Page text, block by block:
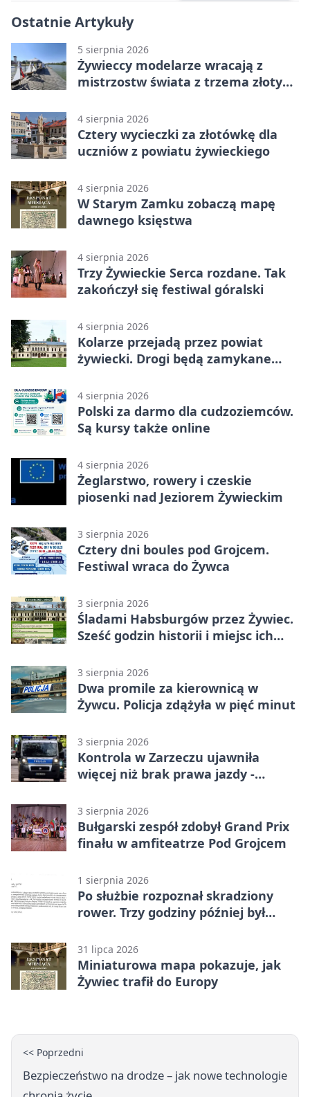
Ostatnie Artykuły
5 sierpnia 2026
Żywieccy modelarze wracają z
mistrzostw świata z trzema złotymi
4 sierpnia 2026
Cztery wycieczki za złotówkę dla
uczniów z powiatu żywieckiego
4 sierpnia 2026
W Starym Zamku zobaczą mapę
dawnego księstwa
4 sierpnia 2026
Trzy Żywieckie Serca rozdane. Tak
zakończył się festiwal góralski
4 sierpnia 2026
Kolarze przejadą przez powiat
żywiecki. Drogi będą zamykane
4 sierpnia 2026
Polski za darmo dla cudzoziemców.
Są kursy także online
4 sierpnia 2026
Żeglarstwo, rowery i czeskie
piosenki nad Jeziorem Żywieckim
3 sierpnia 2026
Cztery dni boules pod Grojcem.
Festiwal wraca do Żywca
3 sierpnia 2026
Śladami Habsburgów przez Żywiec.
Sześć godzin historii i miejsc ich
3 sierpnia 2026
Dwa promile za kierownicą w
Żywcu. Policja zdążyła w pięć minut
3 sierpnia 2026
Kontrola w Zarzeczu ujawniła
więcej niż brak prawa jazdy -
3 sierpnia 2026
Bułgarski zespół zdobył Grand Prix
finału w amfiteatrze Pod Grojcem
1 sierpnia 2026
Po służbie rozpoznał skradziony
rower. Trzy godziny później był
31 lipca 2026
Miniaturowa mapa pokazuje, jak
Żywiec trafił do Europy
<< Poprzedni
Bezpieczeństwo na drodze – jak nowe technologie